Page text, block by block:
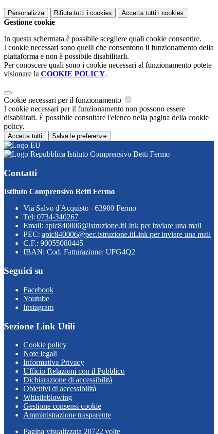
Personalizza Rifiuta tutti i cookies Accetta tutti i cookies
Gestione cookie
In questa schermata è possibile scegliere quali cookie consentire.
I cookie necessari sono quelli che consentono il funzionamento della
piattaforma e non è possibile disabilitarli.
Per conoscere quali sono i cookie necessari al funzionamento potete
visionare la COOKIE POLICY.
Cookie necessari per il funzionamento
I cookie necessari per il funzionamento non possono essere
disabilitati. È possibile consultare l'elenco nella pagina della cookie
policy.
Accetta tutti Salva le preferenze
Istituto Comprensivo Betti Fermo
Contatti
Istituto Comprensivo Betti Fermo
Via Salvo d'Acquisto - 63900 Fermo
Tel: 0734-340267
Email: apic840006@istruzione.itLink per inviare una mail
PEC: apic840006@pec.istruzione.itLink per inviare una mail
C.F.: 90055080445
IBAN: Cod. Fatturazione: UFG4Q2
Seguici su
Facebook
Youtube
Instagram
Sezione Link Utili
Cookie policy
Note legali
Informativa Privacy
Ufficio Relazioni con il Pubblico
Dichiarazione di accessibilità
Obiettivi di accessibilità
Whistleblowing
Gestione consensi cookie
Amministrazione trasparente
Pagina visualizzata 20722 volte